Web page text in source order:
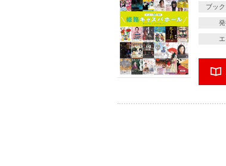
ブッ
発